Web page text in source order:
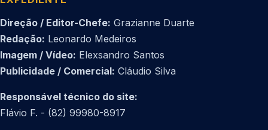
Direção / Editor-Chefe: Grazianne Duarte
Redação: Leonardo Medeiros
Imagem / Vídeo: Elexsandro Santos
Publicidade / Comercial: Cláudio Silva
Responsável técnico do site:
Flávio F. - (82) 99980-8917